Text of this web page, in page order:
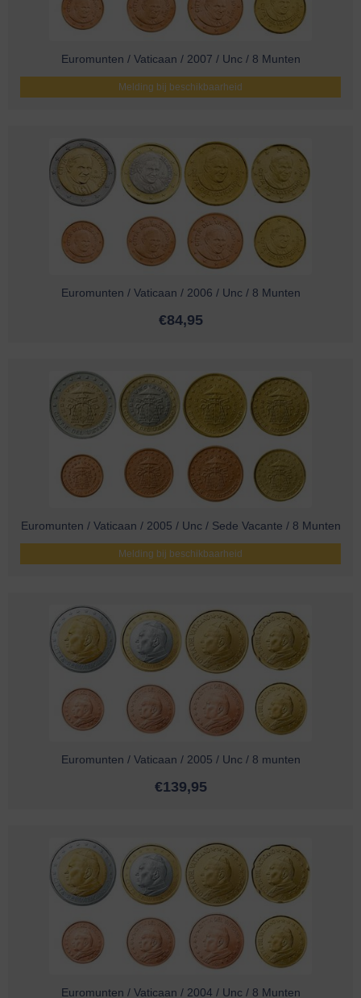
Euromunten / Vaticaan / 2007 / Unc / 8 Munten
Melding bij beschikbaarheid
Euromunten / Vaticaan / 2006 / Unc / 8 Munten
€84,95
Euromunten / Vaticaan / 2005 / Unc / Sede Vacante / 8 Munten
Melding bij beschikbaarheid
Euromunten / Vaticaan / 2005 / Unc / 8 munten
€139,95
Euromunten / Vaticaan / 2004 / Unc / 8 Munten